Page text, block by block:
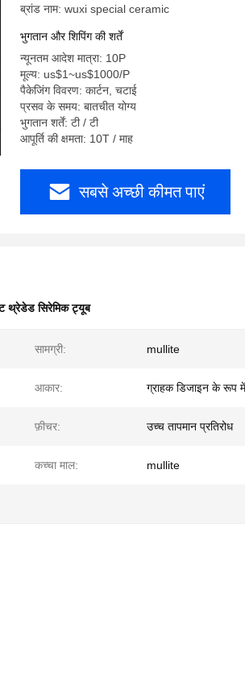
ब्रांड नाम: wuxi special ceramic
भुगतान और शिपिंग की शर्तें
न्यूनतम आदेश मात्रा: 10P
मूल्य: us$1~us$1000/P
पैकेजिंग विवरण: कार्टन, चटाई
प्रसव के समय: बातचीत योग्य
भुगतान शर्तें: टी / टी
आपूर्ति की क्षमता: 10T / माह
सबसे अच्छी कीमत पाएं
थ्रेडेड सिरेमिक ट्यूब
सामग्री: mullite
आकार: ग्राहक डिजाइन के रूप में
फ़ीचर: उच्च तापमान प्रतिरोध
कच्चा माल: mullite